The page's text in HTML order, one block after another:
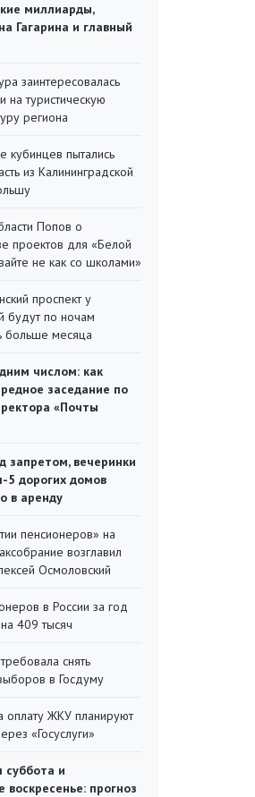
миллиарды,
Гагарина и главный
заинтересовалась
на туристическую
региона
кубинцев пытались
из Калининградской
Попов о
проектов для «Белой
не как со школами»
проспект у
будут по ночам
больше месяца
числом: как
заседание по
«Почты
запретом, вечеринки
5 дорогих домов
в аренду
пенсионеров» на
возглавил
Осмоловский
в России за год
409 тысяч
снять
в Госдуму
оплату ЖКУ планируют
«Госуслуги»
суббота и
воскресенье: прогноз